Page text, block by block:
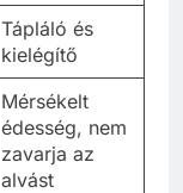
Tápláló és
kielégítő
Mérsékelt
édesség, nem
zavarja az
alvást